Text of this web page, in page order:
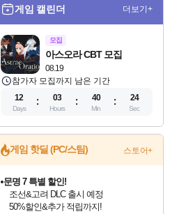
게임 캘린더 더보기+
모집
08.19
아스오라 CBT 모집
참가자 모집까지 남은 기간
12
Days
03
Hours
40
Min
23
Sec
게임 핫딜 (PC/스팀) 스토어+
문명 7 특별 할인!
조선&고려 DLC 출시 예정
50%할인&추가 적립까지!